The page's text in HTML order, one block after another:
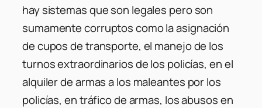
hay sistemas que son legales pero son
sumamente corruptos como la asignación
de cupos de transporte, el manejo de los
turnos extraordinarios de los policías, en el
alquiler de armas a los maleantes por los
policías, en tráfico de armas, los abusos en